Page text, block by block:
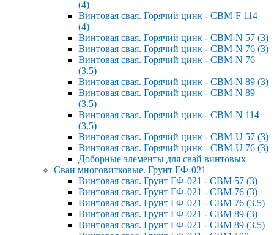
(4)
Винтовая свая. Горячий цинк - СВМ-F 114
(4)
Винтовая свая. Горячий цинк - СВМ-N 57 (3)
Винтовая свая. Горячий цинк - СВМ-N 76 (3)
Винтовая свая. Горячий цинк - СВМ-N 76
(3.5)
Винтовая свая. Горячий цинк - СВМ-N 89 (3)
Винтовая свая. Горячий цинк - СВМ-N 89
(3.5)
Винтовая свая. Горячий цинк - СВМ-N 114
(3.5)
Винтовая свая. Горячий цинк - СВМ-U 57 (3)
Винтовая свая. Горячий цинк - СВМ-U 76 (3)
Доборные элементы для свай винтовых
Сваи многовитковые. Грунт ГФ-021
Винтовая свая. Грунт ГФ-021 - СВМ 57 (3)
Винтовая свая. Грунт ГФ-021 - СВМ 76 (3)
Винтовая свая. Грунт ГФ-021 - СВМ 76 (3.5)
Винтовая свая. Грунт ГФ-021 - СВМ 89 (3)
Винтовая свая. Грунт ГФ-021 - СВМ 89 (3.5)